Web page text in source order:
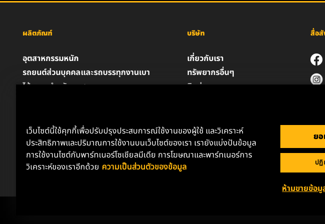
ผลิตภัณฑ์
อุตสาหกรรมหนัก
รถยนต์ส่วนบุคคลและรถบรรทุกงานเบา
ไส้กรองสำหรับอุตสาหกรรม
บริษัท
เกี่ยวกับเรา
ทรัพยากรอื่นๆ
ติดต่อเรา
ประกาศด้านกฎหมาย
สื่อ
เว็บไซต์นี้ใช้คุกกี้เพื่อปรับปรุงประสบการณ์ใช้งานของผู้ใช้ และวิเคราะห์
ประสิทธิภาพและปริมาณการใช้งานบนเว็บไซต์ของเรา เรายังแบ่งปันข้อมูล
การใช้งานไซต์กับพาร์ทเนอร์โซเชียลมีเดีย การโฆษณาและพาร์ทเนอร์การ
วิเคราะห์ของเราอีกด้วย ความเป็นส่วนตัวของข้อมูล
ย
ปฏิ
ห้ามขายข้อ